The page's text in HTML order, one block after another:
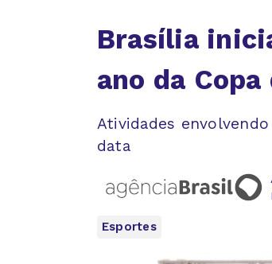
Brasília
ano da
Atividades
data
Esportes